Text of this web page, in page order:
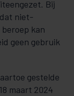
Bij
niet-
kan
geen gebruik
gestelde
maart 2024